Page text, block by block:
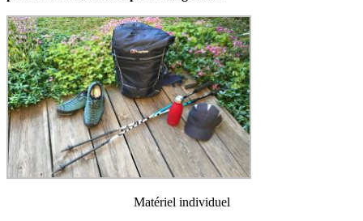
Matériel individuel